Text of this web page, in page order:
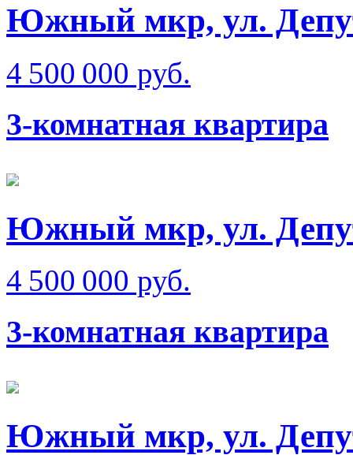
Южный мкр, ул.
4 500 000 руб.
3-комнатная квартира
Южный мкр, ул.
4 500 000 руб.
3-комнатная квартира
Южный мкр, ул.